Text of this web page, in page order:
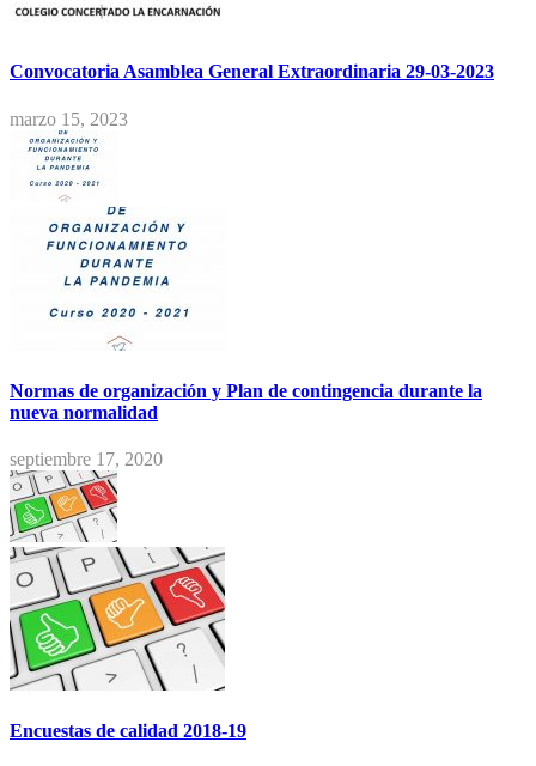
Convocatoria Asamblea General Extraordinaria 29-03-2023
marzo 15, 2023
Normas de organización y Plan de contingencia durante la
nueva normalidad
septiembre 17, 2020
Encuestas de calidad 2018-19